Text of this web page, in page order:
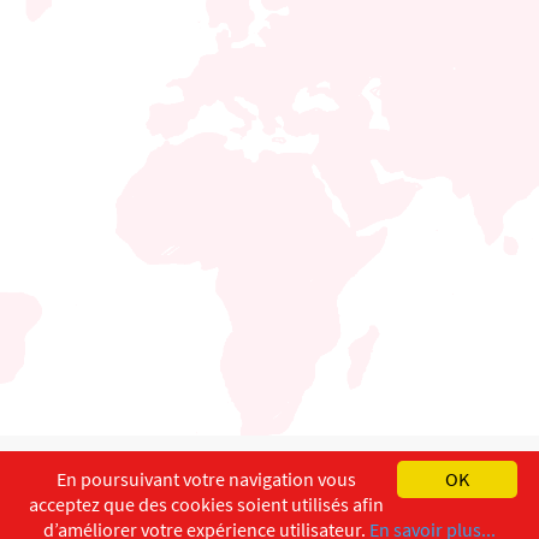
English Français
Copyright ©ISEC-AdW Impressum
OK
En poursuivant votre navigation vous
acceptez que des cookies soient utilisés afin
d’améliorer votre expérience utilisateur. En savoir plus...